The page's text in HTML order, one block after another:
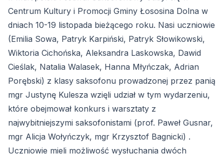
Centrum Kultury i Promocji Gminy Łososina Dolna w
dniach 10-19 listopada bieżącego roku. Nasi uczniowie
(Emilia Sowa, Patryk Karpiński, Patryk Słowikowski,
Wiktoria Cichońska, Aleksandra Laskowska, Dawid
Cieślak, Natalia Walasek, Hanna Młyńczak, Adrian
Porębski) z klasy saksofonu prowadzonej przez panią
mgr Justynę Kulesza wzięli udział w tym wydarzeniu,
które obejmował konkurs i warsztaty z
najwybitniejszymi saksofonistami (prof. Paweł Gusnar,
mgr Alicja Wołyńczyk, mgr Krzysztof Bagnicki) .
Uczniowie mieli możliwość wysłuchania dwóch